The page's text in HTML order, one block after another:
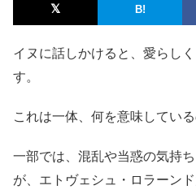
イヌに話しかけると、愛らし
す。
これは一体、何を意味してい
一部では、混乱や当惑の気持
が、エトヴェシュ・ロラーン